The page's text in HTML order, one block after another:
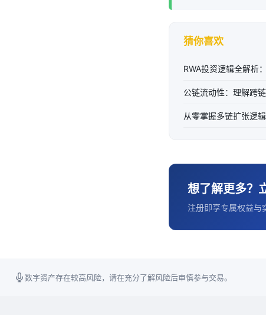
猜你喜欢
RWA投资逻辑全解析
公链流动性：理解跨
从零掌握多链扩张逻
想了解更多？
注册即享专属权益与
数字资产存在较高风险，请在充分了解风险后审慎参与交易。